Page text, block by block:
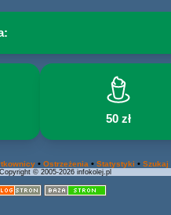
50 zł
• Ostrzeżenia • Statystyki • Szukaj
© 2005-2026 infokolej.pl